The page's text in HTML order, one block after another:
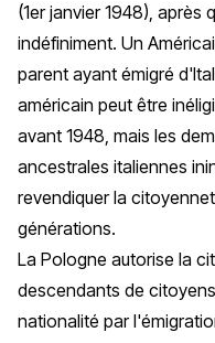
(1er janvier 1948), après
indéfiniment. Un
parent ayant émigré
américain peut être
avant 1948, mais les
ancestrales italiennes
revendiquer la
générations.
La Pologne autorise la
descendants de
nationalité par